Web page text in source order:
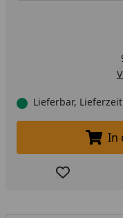
Lieferbar,
In
Produkt